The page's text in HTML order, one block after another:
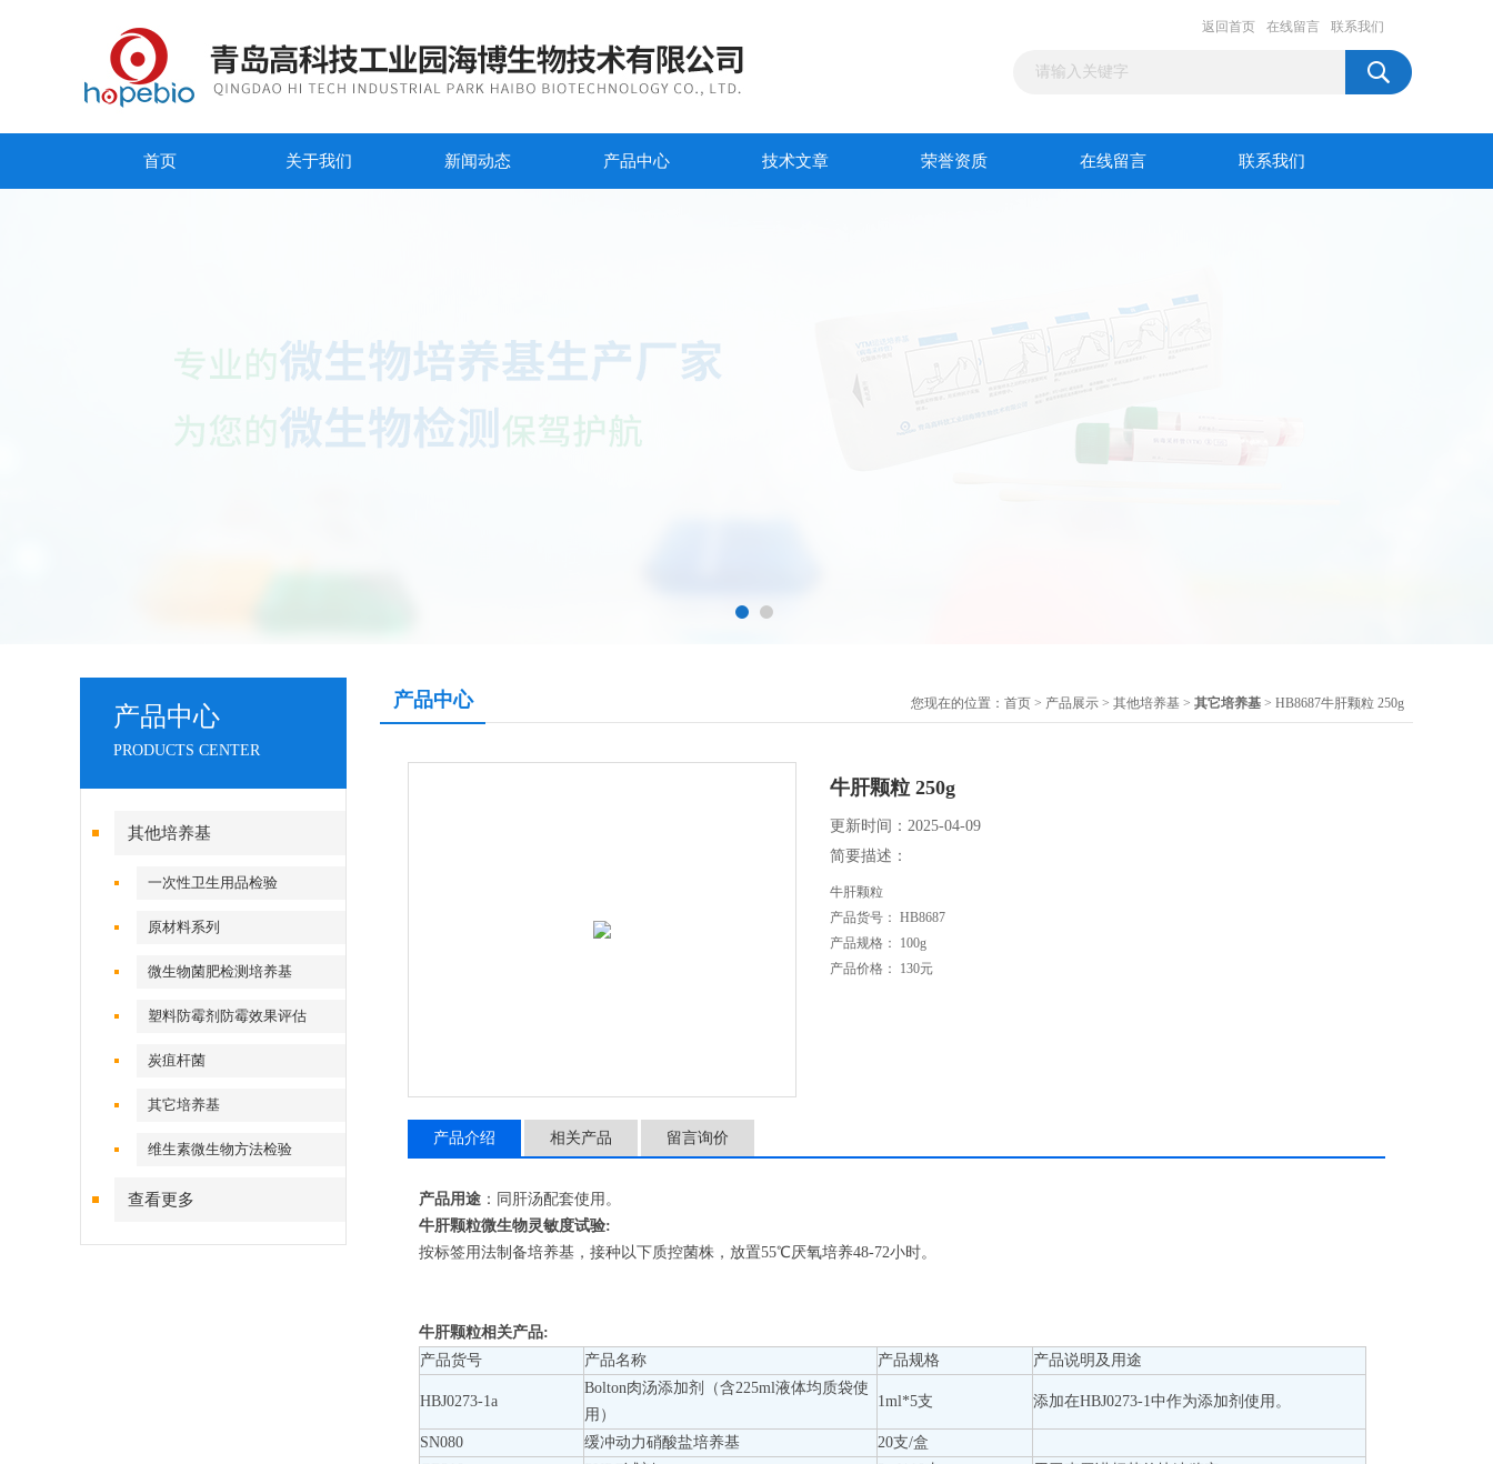
返回首页 在线留言 联系我们
首页 关于我们 新闻动态 产品中心 技术文章 荣誉资质 在线留言 联系我们
产品中心
PRODUCTS CENTER
其他培养基
一次性卫生用品检验
原材料系列
微生物菌肥检测培养基
塑料防霉剂防霉效果评估
炭疽杆菌
其它培养基
维生素微生物方法检验
查看更多
产品中心 您现在的位置： 首页 > 产品展示 > 其他培养基 > 其它培养基 > HB8687牛肝颗粒 250g
牛肝颗粒 250g
更新时间：2025-04-09
简要描述：
牛肝颗粒
产品货号： HB8687
产品规格： 100g
产品价格： 130元
产品介绍 相关产品 留言询价
产品用途 ：同肝汤配套使用。
牛肝颗粒微生物灵敏度试验:
按标签用法制备培养基，接种以下质控菌株，放置55℃厌氧培养48-72小时。
牛肝颗粒相关产品:
产品货号
产品名称 产品规格 产品说明及用途
HBJ0273-1a
Bolton肉汤添加剂（含225ml液体均质袋使
用）
1ml*5支 添加在HBJ0273-1中作为添加剂使用。
SN080 缓冲动力硝酸盐培养基
20支/盒